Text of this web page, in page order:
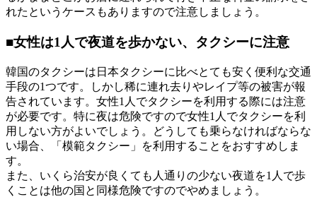
れたというケースもありますので注意しましょう。
■女性は1人で夜道を歩かない、タクシーに注意
韓国のタクシーは日本タクシーに比べとても安く便利な交通
手段の1つです。しかし稀に連れ去りやレイプ等の被害が報
告されています。女性1人でタクシーを利用する際には注意
が必要です。特に夜は危険ですので女性1人でタクシーを利
用しない方がよいでしょう。どうしても乗らなければならな
い場合、「模範タクシー」を利用することをおすすめしま
す。
また、いくら治安が良くても人通りの少ない夜道を1人で歩
くことは他の国と同様危険ですのでやめましょう。